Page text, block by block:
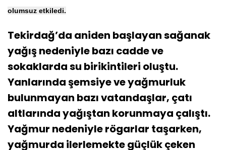
olumsuz etkiledi.
Tekirdağ’da aniden başlayan sağanak
yağış nedeniyle bazı cadde ve
sokaklarda su birikintileri oluştu.
Yanlarında şemsiye ve yağmurluk
bulunmayan bazı vatandaşlar, çatı
altlarında yağıştan korunmaya çalıştı.
Yağmur nedeniyle rögarlar taşarken,
yağmurda ilerlemekte güçlük çeken